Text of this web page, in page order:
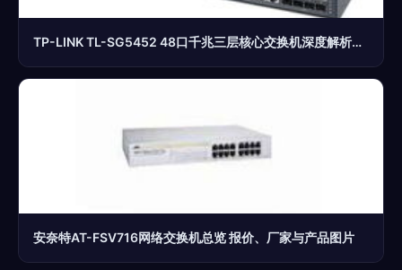
TP-LINK TL-SG5452 48口千兆三层核心交换机深度解析与产品概览
安奈特AT-FSV716网络交换机总览 报价、厂家与产品图片